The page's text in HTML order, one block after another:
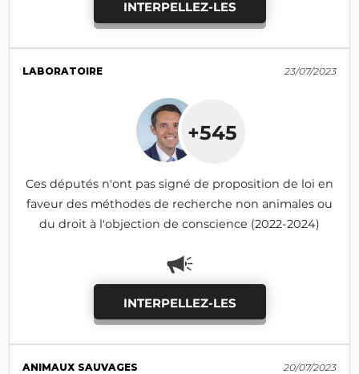
INTERPELLEZ-LES
LABORATOIRE 23/07/2023
+545
Ces députés n'ont pas signé de proposition de loi en
faveur des méthodes de recherche non animales ou
du droit à l'objection de conscience (2022-2024)
INTERPELLEZ-LES
ANIMAUX SAUVAGES 20/07/2023